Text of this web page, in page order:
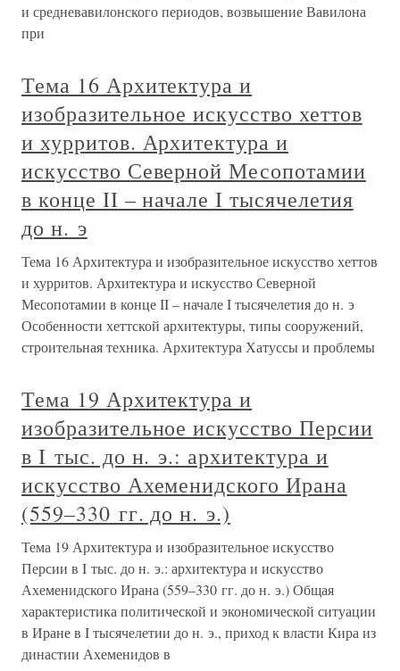
и средневавилонского периодов, возвышение Вавилона
при
Тема 16 Архитектура и
изобразительное искусство хеттов
и хурритов. Архитектура и
искусство Северной Месопотамии
в конце II – начале I тысячелетия
до н. э
Тема 16 Архитектура и изобразительное искусство хеттов
и хурритов. Архитектура и искусство Северной
Месопотамии в конце II – начале I тысячелетия до н. э
Особенности хеттской архитектуры, типы сооружений,
строительная техника. Архитектура Хатуссы и проблемы
Тема 19 Архитектура и
изобразительное искусство Персии
в I тыс. до н. э.: архитектура и
искусство Ахеменидского Ирана
(559–330 гг. до н. э.)
Тема 19 Архитектура и изобразительное искусство
Персии в I тыс. до н. э.: архитектура и искусство
Ахеменидского Ирана (559–330 гг. до н. э.) Общая
характеристика политической и экономической ситуации
в Иране в I тысячелетии до н. э., приход к власти Кира из
династии Ахеменидов в